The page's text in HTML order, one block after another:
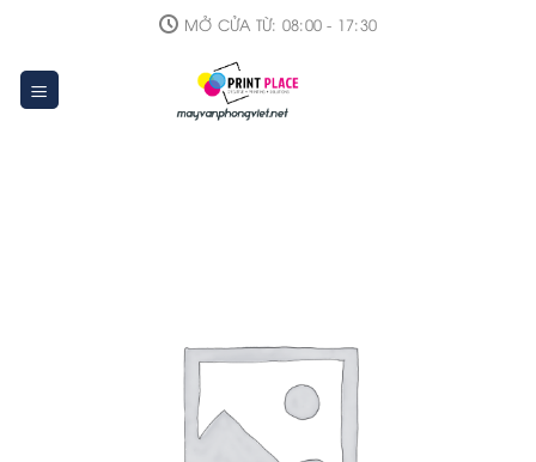
content
MỞ CỬA TỪ: 08:00 - 17:30